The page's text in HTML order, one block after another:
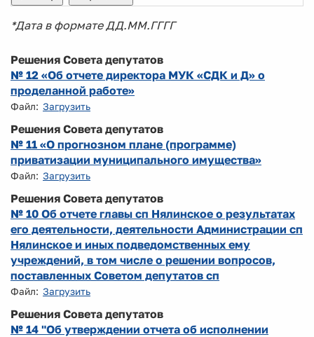
*Дата в формате ДД.ММ.ГГГГ
Решения Совета депутатов
№ 12 «Об отчете директора МУК «СДК и Д» о
проделанной работе»
Файл: Загрузить
Решения Совета депутатов
№ 11 «О прогнозном плане (программе)
приватизации муниципального имущества»
Файл: Загрузить
Решения Совета депутатов
№ 10 Об отчете главы сп Нялинское о результатах
его деятельности, деятельности Администрации сп
Нялинское и иных подведомственных ему
учреждений, в том числе о решении вопросов,
поставленных Советом депутатов сп
Файл: Загрузить
Решения Совета депутатов
№ 14 "Об утверждении отчета об исполнении